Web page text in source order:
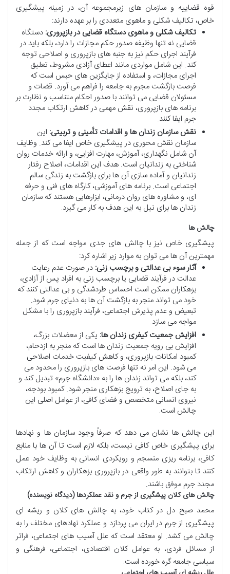
قوه قضاییه و سازمان های زیرمجموعه آن، در زمینه پیشگیری
خاص، تکالیف شکلی و ماهوی متعددی را بر عهده دارند:
تکالیف شکلی و ماهوی دستگاه قضایی در بازپروری: دستگاه
قضایی نه تنها وظیفه صدور حکم مجازات را دارد، بلکه باید در
فرآیند اجرای حکم نیز به جنبه های بازپروری و اصلاحی توجه
کند. این شامل مواردی مانند اعطای آزادی مشروط، تعلیق
اجرای مجازات، و استفاده از جایگزین های حبس است که
فرصت بازگشت مجرم به جامعه را فراهم می آورد. قضات و
مسئولان قضایی می توانند با صدور احکام متناسب و نظارت بر
برنامه های بازپروری، نقش مهمی در کاهش ارتکاب مجدد
جرم ایفا کنند.
نقش سازمان زندان ها و اقدامات تأمینی و تربیتی: این
سازمان نقش محوری در پیشگیری خاص ایفا می کند. وظایف
آن شامل نگهداری، آموزش، مهارت افزایی، و ارائه خدمات روان
شناختی به زندانیان است. هدف این اقدامات، اصلاح رفتار
زندانیان و آماده سازی آن ها برای بازگشت به زندگی سالم
اجتماعی است. برنامه های آموزشی، کارگاه های فنی و حرفه
ای، و مشاوره های روان درمانی، ابزارهایی هستند که سازمان
زندان ها برای نیل به این هدف به کار می گیرد.
چالش ها
پیشگیری خاص نیز با چالش های جدی مواجه است که از جمله
مهمترین آن ها می توان به موارد زیر اشاره کرد:
آثار سوء بی عدالتی و برچسب زنی: در صورت عدم رعایت
عدالت در فرآیند قضایی یا برچسب زنی به افراد پس از آزادی،
بزهکاران ممکن است احساس طردشدگی و بی عدالتی کنند که
خود می تواند منجر به بازگشت آن ها به دنیای جرم شود.
تبعیض و عدم پذیرش اجتماعی، فرآیند بازپروری را با مشکل
مواجه می سازد.
افزایش جمعیت کیفری زندان ها: یکی از معضلات بزرگ،
افزایش بی رویه جمعیت زندان ها است که منجر به ازدحام،
کمبود امکانات بازپروری، و کاهش کیفیت خدمات اصلاحی
می شود. این امر نه تنها فرصت های بازپروری را محدود می
کند، بلکه می تواند زندان ها را به «دانشگاه جرم» تبدیل کند و
به جای اصلاح، به ترویج بزهکاری منجر شود. کمبود بودجه،
نیروی انسانی متخصص و فضای کافی، از عوامل اصلی این
چالش است.
این چالش ها نشان می دهد که صرفاً وجود سازمان ها و نهادها
برای پیشگیری خاص کافی نیست، بلکه لازم است تا آن ها با منابع
کافی، برنامه ریزی منسجم و رویکردی انسانی به وظایف خود عمل
کنند تا بتوانند به طور واقعی در بازپروری بزهکاران و کاهش ارتکاب
مجدد جرم موفق باشند.
چالش های کلان پیشگیری از جرم و نقد عملکردها (دیدگاه نویسنده)
محمد صبح دل در کتاب خود، به چالش های کلان و ریشه ای
پیشگیری از جرم در ایران می پردازد و عملکرد نهادهای مختلف را به
چالش می کشد. او معتقد است که علل آسیب های اجتماعی، فراتر
از مسائل فردی، به عوامل کلان اقتصادی، اجتماعی، فرهنگی و
سیاسی جامعه گره خورده است.